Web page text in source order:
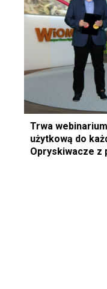
Trwa
użytkową do
Opryskiwacze z